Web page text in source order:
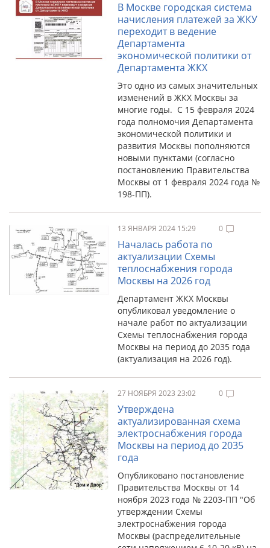
В Москве городская система
начисления платежей за ЖКУ
переходит в ведение
Департамента
экономической политики от
Департамента ЖКХ
Это одно из самых значительных
изменений в ЖКХ Москвы за
многие годы. С 15 февраля 2024
года полномочия Департамента
экономической политики и
развития Москвы пополняются
новыми пунктами (согласно
постановлению Правительства
Москвы от 1 февраля 2024 года №
198-ПП).
13 ЯНВАРЯ 2024 15:29 0
Началась работа по
актуализации Схемы
теплоснабжения города
Москвы на 2026 год
Департамент ЖКХ Москвы
опубликовал уведомление о
начале работ по актуализации
Схемы теплоснабжения города
Москвы на период до 2035 года
(актуализация на 2026 год).
27 НОЯБРЯ 2023 23:02 0
Утверждена
актуализированная схема
электроснабжения города
Москвы на период до 2035
года
Опубликовано постановление
Правительства Москвы от 14
ноября 2023 года № 2203-ПП "Об
утверждении Схемы
электроснабжения города
Москвы (распределительные